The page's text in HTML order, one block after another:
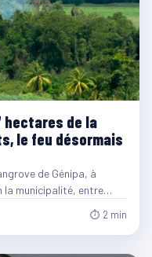
hectares de la
le feu désormais
de Génipa, à
la municipalité, entre…
⏱ 2 min